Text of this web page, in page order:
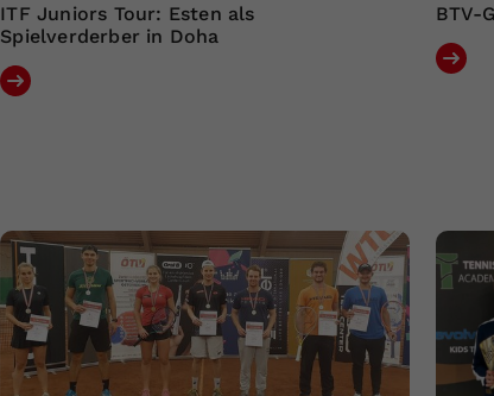
ITF Juniors Tour: Esten als
Spielverderber in Doha
BTV-